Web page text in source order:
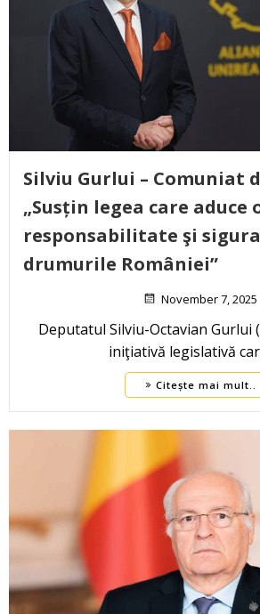
Silviu Gurlui – Comuniat
„Susțin legea care aduce
responsabilitate şi
drumurile României”
November 7, 2025
Deputatul Silviu-Octavian Gurlui
iniţiativă legislativă
Citește mai mult..